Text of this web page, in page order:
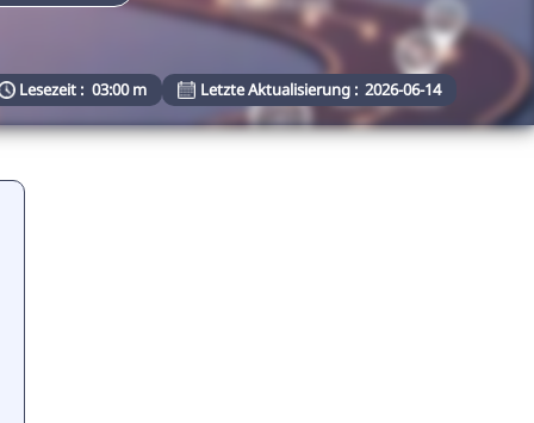
Lesezeit : 03:00 m Letzte Aktualisierung : 2026-06-14